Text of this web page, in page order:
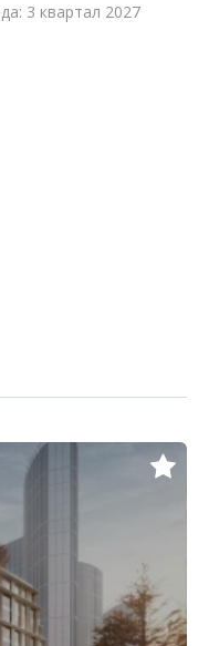
3 квартал 2027